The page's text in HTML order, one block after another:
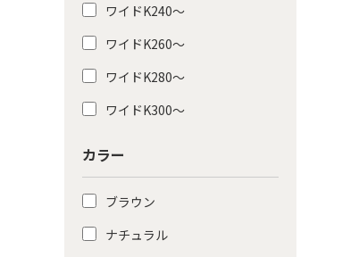
ワイドK240〜
ワイドK260〜
ワイドK280〜
ワイドK300〜
カラー
ブラウン
ナチュラル